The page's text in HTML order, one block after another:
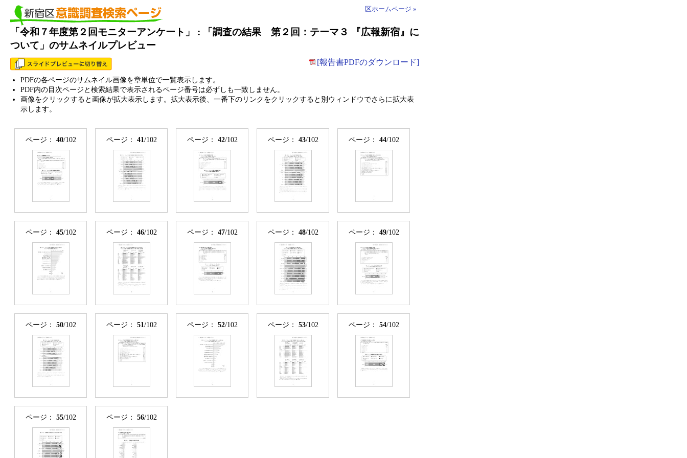
区ホームページ »
「令和７年度第２回モニターアンケート」 : 「調査の結果 第２回：テーマ３ 『広報新宿』に
ついて」のサムネイルプレビュー
[報告書PDFのダウンロード]
PDFの各ページのサムネイル画像を章単位で一覧表示します。
PDF内の目次ページと検索結果で表示されるページ番号は必ずしも一致しません。
画像をクリックすると画像が拡大表示します。拡大表示後、一番下のリンクをクリックすると別ウィンドウでさらに拡大表
示します。
ページ： 40/102 ページ： 41/102 ページ： 42/102 ページ： 43/102 ページ： 44/102
ページ： 45/102 ページ： 46/102 ページ： 47/102 ページ： 48/102 ページ： 49/102
ページ： 50/102 ページ： 51/102 ページ： 52/102 ページ： 53/102 ページ： 54/102
ページ： 55/102 ページ： 56/102